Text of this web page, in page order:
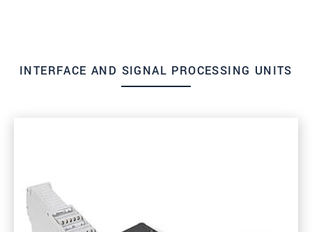
INTERFACE AND SIGNAL PROCESSING UNITS